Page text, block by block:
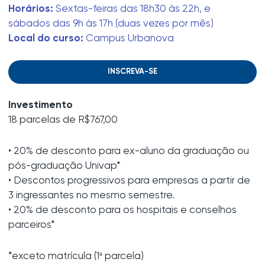
Horários: Sextas-feiras das 18h30 às 22h, e
sábados das 9h às 17h (duas vezes por mês)
Local do curso: Campus Urbanova
INSCREVA-SE
Investimento
18 parcelas de R$767,00
• 20% de desconto para ex-aluno da graduação ou
pós-graduação Univap*
• Descontos progressivos para empresas a partir de
3 ingressantes no mesmo semestre.
• 20% de desconto para os hospitais e conselhos
parceiros*
*exceto matrícula (1ª parcela)